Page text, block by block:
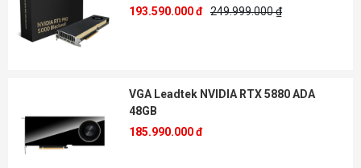
193.590.000 đ 249.999.000 ₫
VGA Leadtek NVIDIA RTX 5880 ADA
48GB
185.990.000 đ